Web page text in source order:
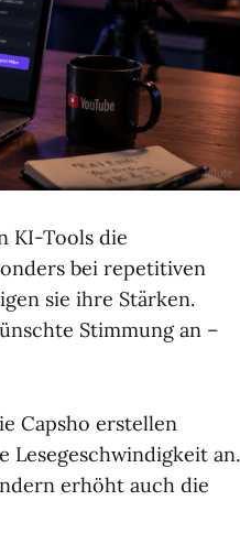
KI-Tools die
bei repetitiven
sie ihre Stärken.
Stimmung an –
Capsho erstellen
Lesegeschwindigkeit an.
erhöht auch die